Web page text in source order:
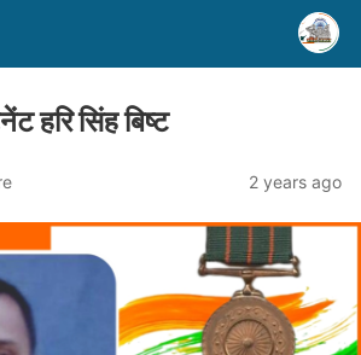
हरि सिंह बिष्ट
2 years ago